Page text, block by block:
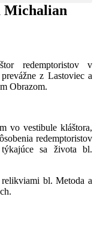
Michalian
redemptoristov v
z Lastoviec a
Obrazom.
vo vestibule kláštora,
redemptoristov
sa života bl.
bl. Metoda a